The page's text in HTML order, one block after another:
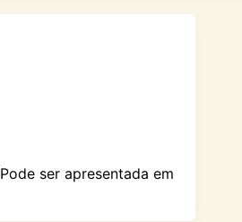
ser apresentada em